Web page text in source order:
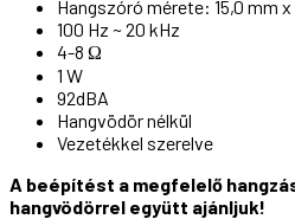
Hangszóró mérete: 15,0 mm x
100 Hz ~ 20 kHz
4-8 Ω
1 W
92dBA
Hangvödör nélkül
Vezetékkel szerelve
A beépítést a megfelelő
hangvödörrel együtt ajánljuk!